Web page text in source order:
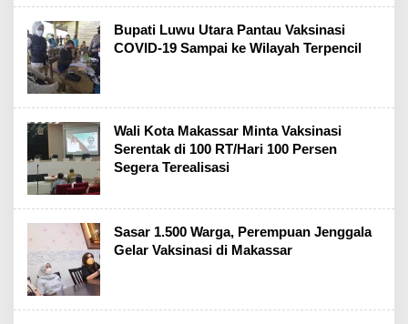
Bupati Luwu Utara Pantau Vaksinasi
COVID-19 Sampai ke Wilayah Terpencil
Wali Kota Makassar Minta Vaksinasi
Serentak di 100 RT/Hari 100 Persen
Segera Terealisasi
Sasar 1.500 Warga, Perempuan Jenggala
Gelar Vaksinasi di Makassar